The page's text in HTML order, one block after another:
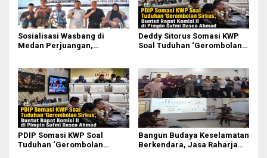
Sosialisasi Wasbang di
Medan Perjuangan,
Anak
Deddy Sitorus Somasi KWP
Soal Tuduhan ‘Gerombolan
Ahmad
PDIP Somasi KWP Soal
Tuduhan ‘Gerombolan
Bangun Budaya Keselamatan
Berkendara, Jasa Raharja